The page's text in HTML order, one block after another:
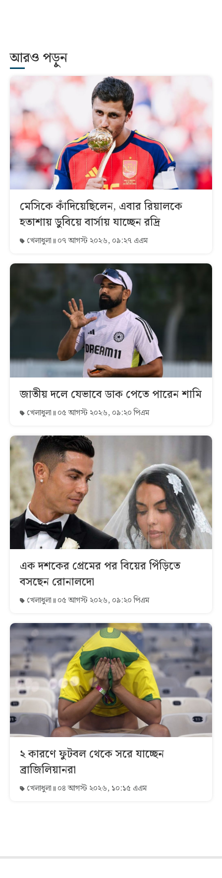
আরও পড়ুন
মেসিকে কাঁদিয়েছিলেন, এবার রিয়ালকে
হতাশায় ডুবিয়ে বার্সায় যাচ্ছেন রদ্রি
খেলাধুলা ০৭ আগস্ট ২০২৬, ০৯:২৭ এএম
জাতীয় দলে যেভাবে ডাক পেতে পারেন শামি
খেলাধুলা ০৫ আগস্ট ২০২৬, ০৯:২০ পিএম
এক দশকের প্রেমের পর বিয়ের পিঁড়িতে
বসছেন রোনালদো
খেলাধুলা ০৫ আগস্ট ২০২৬, ০৯:২০ পিএম
২ কারণে ফুটবল থেকে সরে যাচ্ছেন
ব্রাজিলিয়ানরা
খেলাধুলা ০৪ আগস্ট ২০২৬, ১০:১৫ এএম